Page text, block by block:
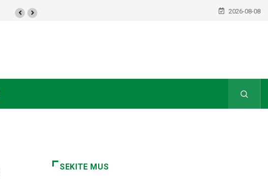
2026-08-08
SEKITE MUS